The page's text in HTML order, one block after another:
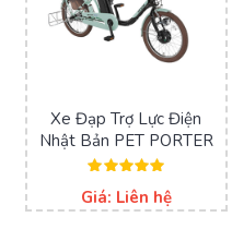
Xe Đạp Trợ Lực Điện
Nhật Bản PET PORTER
hạng
5.00
Giá: Liên hệ